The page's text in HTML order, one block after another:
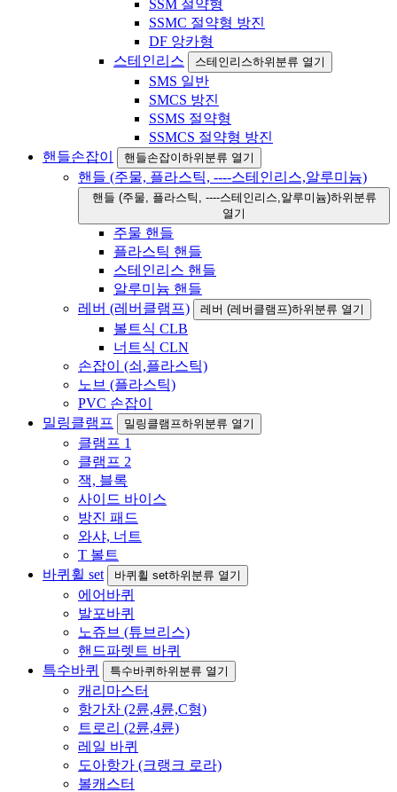
SSM 절약형
SSMC 절약형 방진
DF 앙카형
스테인리스
스테인리스하위분류 열기
SMS 일반
SMCS 방진
SSMS 절약형
SSMCS 절약형 방진
핸들손잡이
핸들손잡이하위분류 열기
핸들 (주물, 플라스틱, ----스테인리스,알루미늄)
핸들 (주물, 플라스틱, ----스테인리스,알루미늄)하위분류
열기
주물 핸들
플라스틱 핸들
스테인리스 핸들
알루미늄 핸들
레버 (레버클램프)
레버 (레버클램프)하위분류 열기
볼트식 CLB
너트식 CLN
손잡이 (쇠,플라스틱)
노브 (플라스틱)
PVC 손잡이
밀링클램프
밀링클램프하위분류 열기
클램프 1
클램프 2
잭, 블록
사이드 바이스
방진 패드
와샤, 너트
T 볼트
바퀴휠 set
바퀴휠 set하위분류 열기
에어바퀴
발포바퀴
노쥬브 (튜브리스)
핸드파렛트 바퀴
특수바퀴
특수바퀴하위분류 열기
캐리마스터
항가차 (2륜,4륜,C형)
트로리 (2륜,4륜)
레일 바퀴
도아항가 (크랭크 로라)
볼캐스터